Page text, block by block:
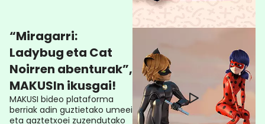
“Miragarri:
Ladybug eta Cat
Noirren abenturak”,
MAKUSIn ikusgai!
MAKUSI bideo plataforma
berriak adin guztietako umeei
eta gaztetxoei zuzendutako